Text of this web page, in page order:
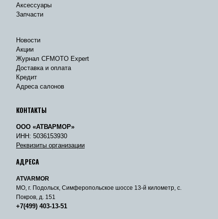
Аксессуары
Запчасти
Новости
Акции
Журнал CFMOTO Expert
Доставка и оплата
Кредит
Адреса салонов
КОНТАКТЫ
ООО «АТВАРМОР»
ИНН: 5036153930
Реквизиты организации
АДРЕСА
ATVARMOR
МО, г. Подольск, Симферопольское шоссе 13-й километр, с.
Покров, д. 151
+7(499) 403-13-51